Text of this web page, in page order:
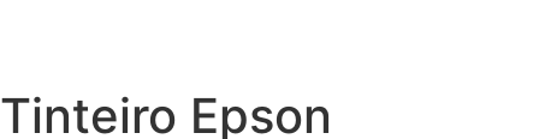
Tinteiro Epson